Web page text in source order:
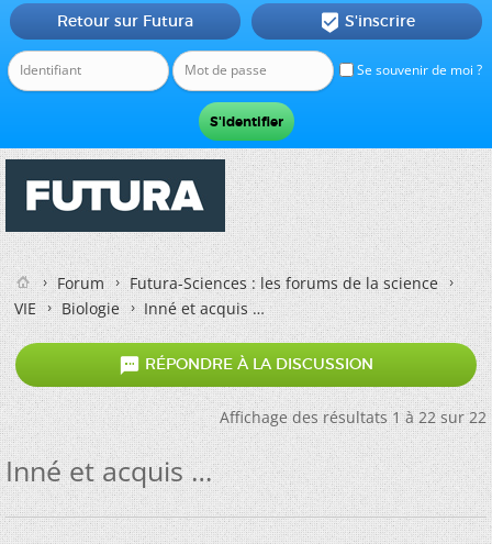
Se souvenir de moi ?
Retour sur Futura  S'inscrire
Forum
Futura-Sciences : les forums de la science
VIE
Biologie Inné et acquis
 RÉPONDRE À LA DISCUSSION
Affichage des résultats 1 à 22 sur 22
Inné et acquis